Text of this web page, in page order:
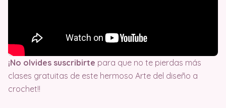
¡No olvides suscribirte para que no te pierdas más
clases gratuitas de este hermoso Arte del diseño a
crochet!!